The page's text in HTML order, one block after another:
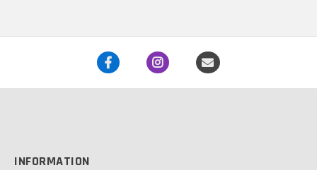
kan
vælges
på
varesiden
INFORMATION